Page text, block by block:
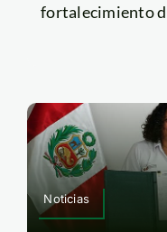
fortalecimiento
Noticias